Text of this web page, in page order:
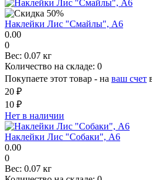
Наклейки Лис "Смайлы", A6
0.00
0
Вес: 0.07 кг
Количество на складе: 0
Покупаете этот товар - на ваш счет
20 ₽
10 ₽
Нет в наличии
Наклейки Лис "Собаки", A6
0.00
0
Вес: 0.07 кг